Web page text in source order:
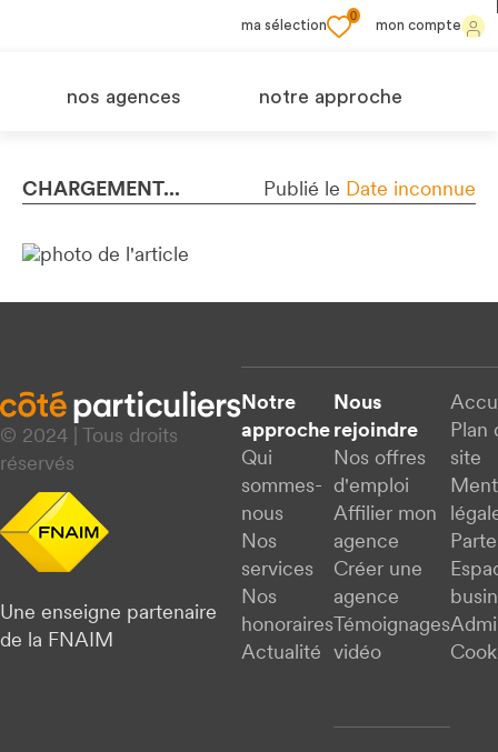
ma sélection
0
mon compte
nos agences notre approche
CHARGEMENT... Publié le Date inconnue
© 2024 | Tous droits
réservés
Une enseigne partenaire
de la FNAIM
Notre
approche
Qui
sommes-
nous
Nos
services
Nos
honoraires
Actualité
Nous
rejoindre
Nos offres
d'emploi
Affilier mon
agence
Créer une
agence
Témoignages
vidéo
Plan
site